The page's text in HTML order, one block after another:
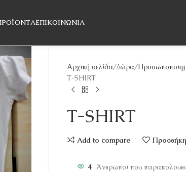
ΕΠΙΚΟΙΝΩΝΊΑ
Αρχική σελίδα Δώρα
T-SHIRT
T-SHIRT
Add to compare Προσθήκη
4 Άνθρωποι που